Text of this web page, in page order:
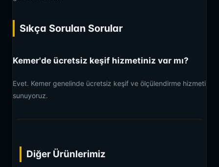
Sıkça Sorulan Sorular
Kemer'de ücretsiz keşif hizmetiniz var mı?
Evet. Kemer genelinde ücretsiz keşif ve ölçülendirme hizmeti
sunuyoruz.
Diğer Ürünlerimiz